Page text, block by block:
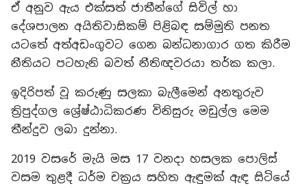
ඒ අනුව ඇය එක්සත් ජාතීන්ගේ සිවිල් හා
දේශපාලන අයිතිවාසිකම් පිළිබඳ සම්මුති පනත
යටතේ අත්අඩංගුවට ගෙන බන්ධනාගාර ගත කිරීම
නීතියට පටහැනි බවත් නීතිඥවරයා තර්ක කලා.
ඉදිරිපත් වූ කරුණු සලකා බැලීමෙන් අනතුරුව
ත්‍රිපුද්ගල ශ්‍රේෂ්ඨාධිකරණ විනිසුරු මඩුල්ල මෙම
තීන්දුව ලබා දුන්නා.
2019 වසරේ මැයි මස 17 වනදා හසලක පොලිස්
වසම තුළදී ධර්ම චක්‍රය සහිත ඇඳුමක් ඇඳ සිටියේ